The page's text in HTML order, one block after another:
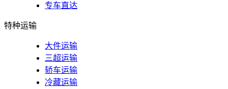
专车直达
特种运输
大件运输
三超运输
轿车运输
冷藏运输